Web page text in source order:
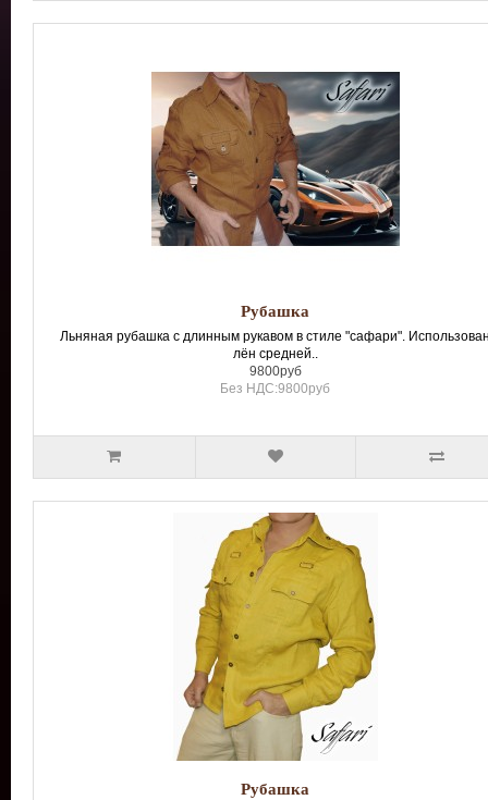
Рубашка
Льняная рубашка с длинным рукавом в стиле "сафари".
лён средней..
9800руб
Без НДС:9800руб
Рубашка